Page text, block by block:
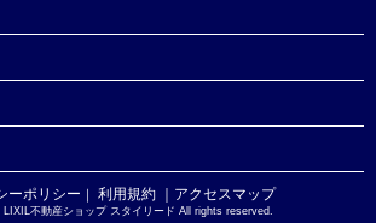
ーポリシー ｜ 利用規約 ｜アクセスマップ
不動産ショップ スタイリード All rights reserved.